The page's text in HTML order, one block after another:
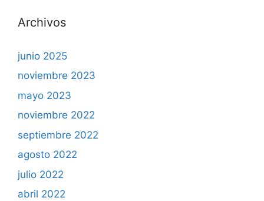
Archivos
junio 2025
noviembre 2023
mayo 2023
noviembre 2022
septiembre 2022
agosto 2022
julio 2022
abril 2022